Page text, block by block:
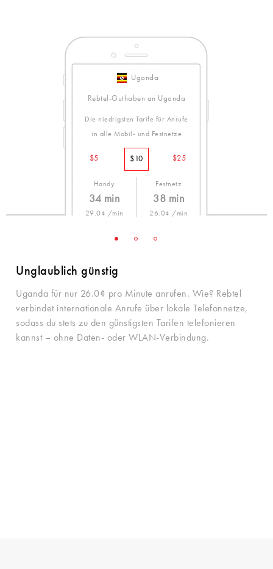
Uganda
Rebtel-Guthaben an Uganda
Die niedrigsten Tarife für Anrufe
in alle Mobil- und Festnetze
$5 $10 $25
Handy
34 min
29.0¢ /min
Festnetz
38 min
26.0¢ /min
Unglaublich günstig
Uganda für nur 26.0¢ pro Minute anrufen. Wie? Rebtel
verbindet internationale Anrufe über lokale Telefonnetze,
sodass du stets zu den günstigsten Tarifen telefonieren
kannst – ohne Daten- oder WLAN-Verbindung.